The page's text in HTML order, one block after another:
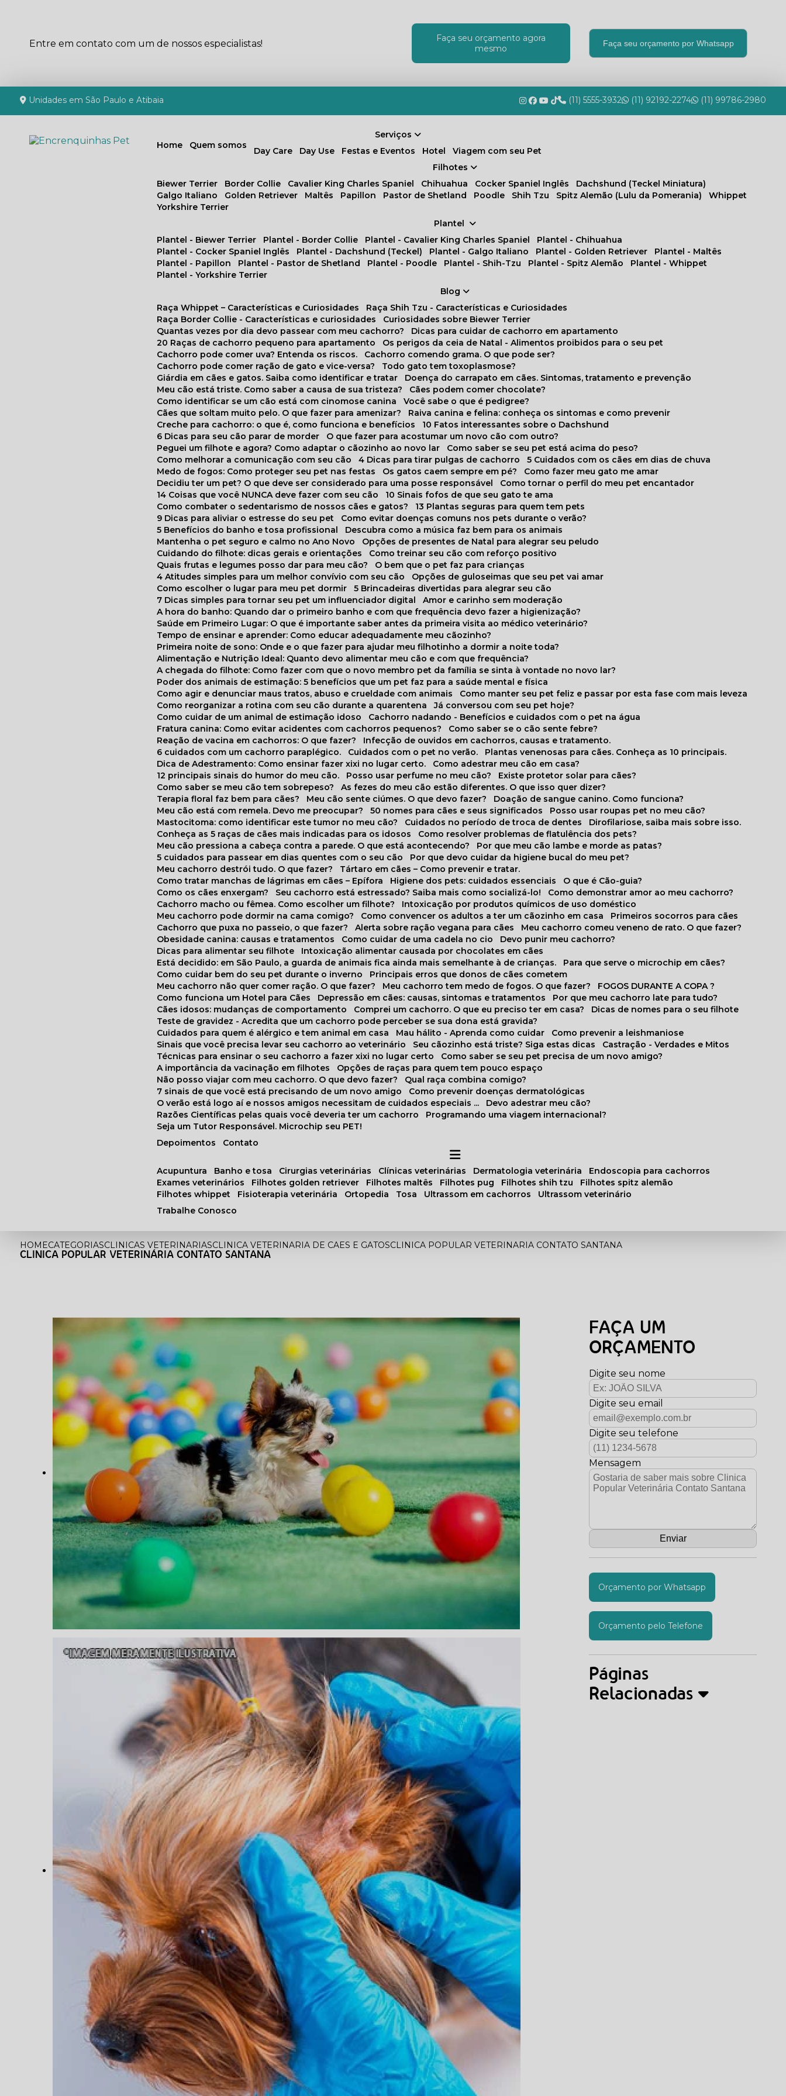
Entre em contato com um de nossos especialistas!
Faça seu orçamento agora
mesmo
Faça seu orçamento por Whatsapp
Unidades em São Paulo e Atibaia (11) 5555-3932 (11) 92192-2274 (11) 99786-2980
Home Quem somos
Depoimentos
Plantel
Plantel - Biewer Terrier
Plantel - Border Collie Plantel - Cavalier King Charles Spaniel
Plantel - Chihuahua
Plantel - Cocker Spaniel Inglês
Plantel - Dachshund (Teckel) Plantel - Galgo Italiano Plantel - Golden Retriever
Plantel - Maltês
Plantel - Papillon
Plantel - Pastor de Shetland Plantel - Poodle Plantel - Shih-Tzu Plantel - Spitz Alemão
Plantel - Whippet
Plantel - Yorkshire Terrier
Blog
Raça Whippet – Características e Curiosidades
Raça Shih Tzu - Características e Curiosidades
Raça Border Collie - Características e curiosidades
Curiosidades sobre Biewer Terrier
Quantas vezes por dia devo passear com meu cachorro?
Dicas para cuidar de cachorro em apartamento
20 Raças de cachorro pequeno para apartamento
Os perigos da ceia de Natal - Alimentos proibidos para o seu pet
Cachorro pode comer uva? Entenda os riscos.
Cachorro comendo grama. O que pode ser?
Cachorro pode comer ração de gato e vice-versa?
Todo gato tem toxoplasmose?
Giárdia em cães e gatos. Saiba como identificar e tratar
Doença do carrapato em cães. Sintomas, tratamento e prevenção
Meu cão está triste. Como saber a causa de sua tristeza?
Cães podem comer chocolate?
Como identificar se um cão está com cinomose canina
Você sabe o que é pedigree?
Cães que soltam muito pelo. O que fazer para amenizar?
Raiva canina e felina: conheça os sintomas e como prevenir
Creche para cachorro: o que é, como funciona e benefícios
10 Fatos interessantes sobre o Dachshund
6 Dicas para seu cão parar de morder
O que fazer para acostumar um novo cão com outro?
Peguei um filhote e agora? Como adaptar o cãozinho ao novo lar
Como saber se seu pet está acima do peso?
Como melhorar a comunicação com seu cão
4 Dicas para tirar pulgas de cachorro
5 Cuidados com os cães em dias de chuva
Medo de fogos: Como proteger seu pet nas festas
Os gatos caem sempre em pé?
Como fazer meu gato me amar
Decidiu ter um pet? O que deve ser considerado para uma posse responsável
Como tornar o perfil do meu pet encantador
14 Coisas que você NUNCA deve fazer com seu cão
10 Sinais fofos de que seu gato te ama
Como combater o sedentarismo de nossos cães e gatos?
13 Plantas seguras para quem tem pets
9 Dicas para aliviar o estresse do seu pet
Como evitar doenças comuns nos pets durante o verão?
5 Benefícios do banho e tosa profissional
Descubra como a música faz bem para os animais
Mantenha o pet seguro e calmo no Ano Novo
Opções de presentes de Natal para alegrar seu peludo
Cuidando do filhote: dicas gerais e orientações
Como treinar seu cão com reforço positivo
Quais frutas e legumes posso dar para meu cão?
O bem que o pet faz para crianças
4 Atitudes simples para um melhor convívio com seu cão
Opções de guloseimas que seu pet vai amar
Como escolher o lugar para meu pet dormir
5 Brincadeiras divertidas para alegrar seu cão
7 Dicas simples para tornar seu pet um influenciador digital
Amor e carinho sem moderação
A hora do banho: Quando dar o primeiro banho e com que frequência devo fazer a higienização?
Saúde em Primeiro Lugar: O que é importante saber antes da primeira visita ao médico veterinário?
Tempo de ensinar e aprender: Como educar adequadamente meu cãozinho?
Primeira noite de sono: Onde e o que fazer para ajudar meu filhotinho a dormir a noite toda?
Alimentação e Nutrição Ideal: Quanto devo alimentar meu cão e com que frequência?
A chegada do filhote: Como fazer com que o novo membro pet da família se sinta à vontade no novo lar?
Poder dos animais de estimação: 5 benefícios que um pet faz para a saúde mental e física
Como agir e denunciar maus tratos, abuso e crueldade com animais
Como manter seu pet feliz e passar por esta fase com mais leveza
Como reorganizar a rotina com seu cão durante a quarentena
Já conversou com seu pet hoje?
Como cuidar de um animal de estimação idoso
Cachorro nadando - Benefícios e cuidados com o pet na água
Fratura canina: Como evitar acidentes com cachorros pequenos?
Como saber se o cão sente febre?
Reação de vacina em cachorros: O que fazer?
Infecção de ouvidos em cachorros, causas e tratamento.
6 cuidados com um cachorro paraplégico.
Cuidados com o pet no verão.
Plantas venenosas para cães. Conheça as 10 principais.
Dica de Adestramento: Como ensinar fazer xixi no lugar certo.
Como adestrar meu cão em casa?
12 principais sinais do humor do meu cão.
Posso usar perfume no meu cão?
Existe protetor solar para cães?
Como saber se meu cão tem sobrepeso?
As fezes do meu cão estão diferentes. O que isso quer dizer?
Terapia floral faz bem para cães?
Meu cão sente ciúmes. O que devo fazer?
Doação de sangue canino. Como funciona?
Meu cão está com remela. Devo me preocupar?
50 nomes para cães e seus significados
Posso usar roupas pet no meu cão?
Mastocitoma: como identificar este tumor no meu cão?
Cuidados no período de troca de dentes
Dirofilariose, saiba mais sobre isso.
Conheça as 5 raças de cães mais indicadas para os idosos
Como resolver problemas de flatulência dos pets?
Meu cão pressiona a cabeça contra a parede. O que está acontecendo?
Por que meu cão lambe e morde as patas?
5 cuidados para passear em dias quentes com o seu cão
Por que devo cuidar da higiene bucal do meu pet?
Meu cachorro destrói tudo. O que fazer?
Tártaro em cães – Como prevenir e tratar.
Como tratar manchas de lágrimas em cães – Epífora
Higiene dos pets: cuidados essenciais
O que é Cão-guia?
Como os cães enxergam?
Seu cachorro está estressado? Saiba mais como socializá-lo!
Como demonstrar amor ao meu cachorro?
Cachorro macho ou fêmea. Como escolher um filhote?
Intoxicação por produtos químicos de uso doméstico
Meu cachorro pode dormir na cama comigo?
Como convencer os adultos a ter um cãozinho em casa
Primeiros socorros para cães
Cachorro que puxa no passeio, o que fazer?
Alerta sobre ração vegana para cães
Meu cachorro comeu veneno de rato. O que fazer?
Obesidade canina: causas e tratamentos
Como cuidar de uma cadela no cio
Devo punir meu cachorro?
Dicas para alimentar seu filhote
Intoxicação alimentar causada por chocolates em cães
Está decidido: em São Paulo, a guarda de animais fica ainda mais semelhante à de crianças.
Para que serve o microchip em cães?
Como cuidar bem do seu pet durante o inverno
Principais erros que donos de cães cometem
Meu cachorro não quer comer ração. O que fazer?
Meu cachorro tem medo de fogos. O que fazer?
FOGOS DURANTE A COPA ?
Como funciona um Hotel para Cães
Depressão em cães: causas, sintomas e tratamentos
Por que meu cachorro late para tudo?
Cães idosos: mudanças de comportamento
Comprei um cachorro. O que eu preciso ter em casa?
Dicas de nomes para o seu filhote
Teste de gravidez - Acredita que um cachorro pode perceber se sua dona está gravida?
Cuidados para quem é alérgico e tem animal em casa
Mau hálito - Aprenda como cuidar
Como prevenir a leishmaniose
Sinais que você precisa levar seu cachorro ao veterinário
Seu cãozinho está triste? Siga estas dicas
Castração - Verdades e Mitos
Técnicas para ensinar o seu cachorro a fazer xixi no lugar certo
Como saber se seu pet precisa de um novo amigo?
A importância da vacinação em filhotes
Opções de raças para quem tem pouco espaço
Não posso viajar com meu cachorro. O que devo fazer?
Qual raça combina comigo?
7 sinais de que você está precisando de um novo amigo
Como prevenir doenças dermatológicas
O verão está logo aí e nossos amigos necessitam de cuidados especiais ...
Devo adestrar meu cão?
Razões Científicas pelas quais você deveria ter um cachorro
Programando uma viagem internacional?
Seja um Tutor Responsável. Microchip seu PET!
Serviços
Day Care
Day Use Festas e Eventos Hotel
Viagem com seu Pet
Filhotes
Biewer Terrier
Border Collie Cavalier King Charles Spaniel Chihuahua Cocker Spaniel Inglês
Dachshund (Teckel Miniatura)
Galgo Italiano
Golden Retriever Maltês Papillon Pastor de Shetland Poodle Shih Tzu Spitz Alemão (Lulu da Pomerania)
Whippet
Yorkshire Terrier
Contato
acupuntura banho e tosa cirurgias veterinárias clínicas veterinárias dermatologia veterinária
endoscopia para cachorros
exames veterinários
filhotes golden retriever filhotes maltês filhotes pug filhotes shih tzu
filhotes spitz alemão
filhotes whippet
fisioterapia veterinária ortopedia tosa ultrassom em cachorros
ultrassom veterinário
Trabalhe Conosco
HOMECATEGORIASCLINICAS VETERINARIASCLINICA VETERINARIA DE CAES E GATOSCLINICA POPULAR VETERINARIA CONTATO SANTANA
CLINICA POPULAR VETERINÁRIA CONTATO SANTANA
FAÇA UM
ORÇAMENTO
Digite seu nome
Digite seu email
Digite seu telefone
Mensagem
Orçamento por Whatsapp
Orçamento pelo Telefone
Páginas
Relacionadas